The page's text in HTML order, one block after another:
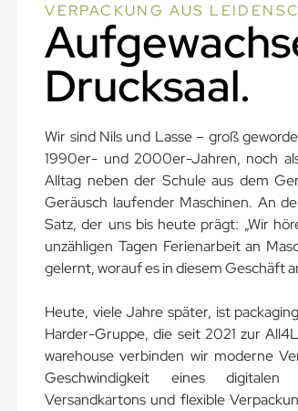
VERPACKUNG AUS
Drucksaal.
Wir sind Nils und Lasse – groß
1990er- und 2000er-Jahren, noch
Alltag neben der Schule aus dem
Geräusch laufender Maschinen. An
Satz, der uns bis heute prägt: „Wir
unzähligen Tagen Ferienarbeit an
gelernt, worauf es in diesem Geschäft
Heute, viele Jahre später, ist
Harder-Gruppe, die seit 2021 zur
warehouse verbinden wir moderne
Geschwindigkeit eines digitalen
Versandkartons und flexible